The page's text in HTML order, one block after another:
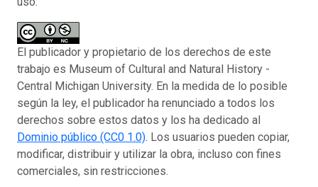
El publicador y propietario de los derechos de este
trabajo es Museum of Cultural and Natural History -
Central Michigan University. En la medida de lo posible
según la ley, el publicador ha renunciado a todos los
derechos sobre estos datos y los ha dedicado al
Dominio público (CC0 1.0). Los usuarios pueden copiar,
modificar, distribuir y utilizar la obra, incluso con fines
comerciales, sin restricciones.